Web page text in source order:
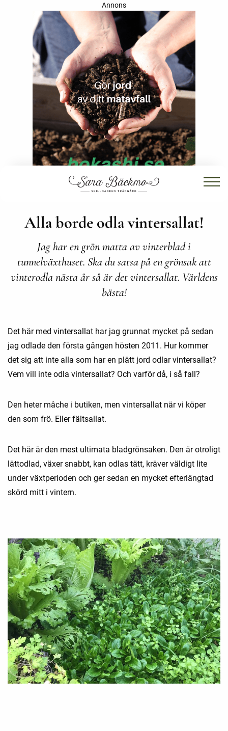
Annons
Alla borde odla vintersallat!
Jag har en grön matta av vinterblad i
tunnelväxthuset. Ska du satsa på en grönsak att
vinterodla nästa år så är det vintersallat. Världens
bästa!
Det här med vintersallat har jag grunnat mycket på sedan
jag odlade den första gången hösten 2011. Hur kommer
det sig att inte alla som har en plätt jord odlar vintersallat?
Vem vill inte odla vintersallat? Och varför då, i så fall?
Den heter mâche i butiken, men vintersallat när vi köper
den som frö. Eller fältsallat.
Det här är den mest ultimata bladgrönsaken. Den är otroligt
lättodlad, växer snabbt, kan odlas tätt, kräver väldigt lite
under växtperioden och ger sedan en mycket efterlängtad
skörd mitt i vintern.